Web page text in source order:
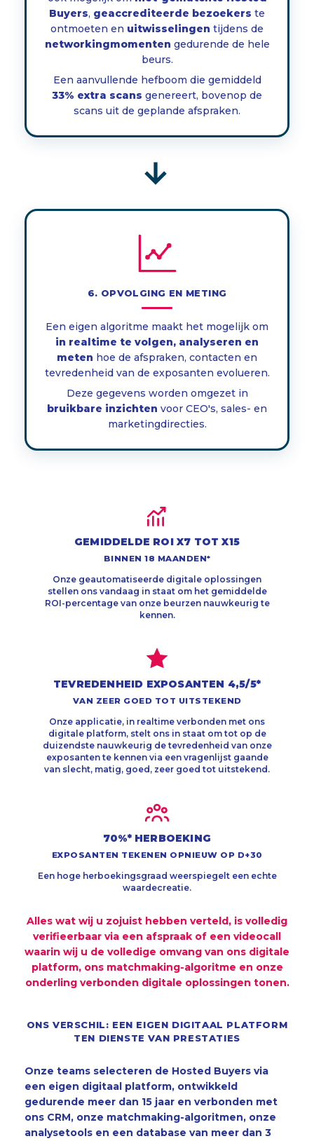
Buyers, geaccrediteerde bezoekers te
ontmoeten en uitwisselingen tijdens de
networkingmomenten gedurende de hele
beurs.
Een aanvullende hefboom die gemiddeld
33% extra scans genereert, bovenop de
scans uit de geplande afspraken.
→
6. OPVOLGING EN METING
Een eigen algoritme maakt het mogelijk om
in realtime te volgen, analyseren en
meten hoe de afspraken, contacten en
tevredenheid van de exposanten evolueren.
Deze gegevens worden omgezet in
bruikbare inzichten voor CEO's, sales- en
marketingdirecties.
GEMIDDELDE ROI X7 TOT X15
BINNEN 18 MAANDEN*
Onze geautomatiseerde digitale oplossingen
stellen ons vandaag in staat om het gemiddelde
ROI-percentage van onze beurzen nauwkeurig te
kennen.
TEVREDENHEID EXPOSANTEN 4,5/5*
VAN ZEER GOED TOT UITSTEKEND
Onze applicatie, in realtime verbonden met ons
digitale platform, stelt ons in staat om tot op de
duizendste nauwkeurig de tevredenheid van onze
exposanten te kennen via een vragenlijst gaande
van slecht, matig, goed, zeer goed tot uitstekend.
70%* HERBOEKING
EXPOSANTEN TEKENEN OPNIEUW OP D+30
Een hoge herboekingsgraad weerspiegelt een echte
waardecreatie.
Alles wat wij u zojuist hebben verteld, is volledig
verifieerbaar via een afspraak of een videocall
waarin wij u de volledige omvang van ons digitale
platform, ons matchmaking-algoritme en onze
onderling verbonden digitale oplossingen tonen.
ONS VERSCHIL: EEN EIGEN DIGITAAL PLATFORM
TEN DIENSTE VAN PRESTATIES
Onze teams selecteren de Hosted Buyers via
een eigen digitaal platform, ontwikkeld
gedurende meer dan 15 jaar en verbonden met
ons CRM, onze matchmaking-algoritmen, onze
analysetools en een database van meer dan 3